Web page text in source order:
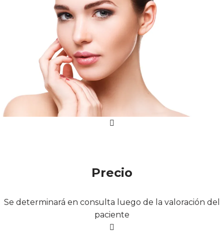
Precio
Se determinará en consulta luego de la valoración del
paciente